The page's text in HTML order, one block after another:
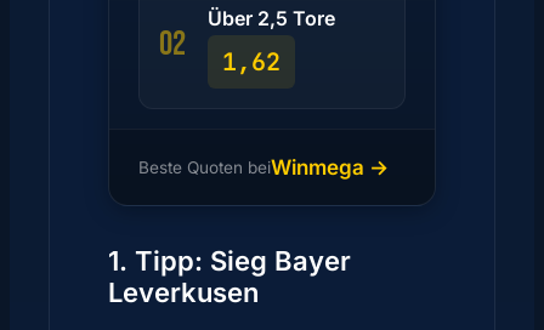
02
Über 2,5 Tore
1,62
Beste Quoten beiWinmega →
1. Tipp: Sieg Bayer
Leverkusen